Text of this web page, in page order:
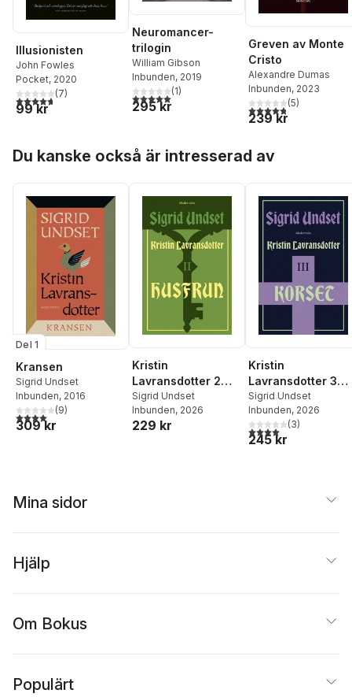
Illusionisten
John Fowles
Pocket, 2020
4,7utav 5 stjärnor. Totalt antal röster:
(7)
99 kr
Neuromancer-
trilogin
William Gibson
Inbunden, 2019
5,0utav 5 stjärnor. Totalt antal röster:
(1)
295 kr
Greven av Monte
Cristo
Alexandre Dumas
Inbunden, 2023
4,8utav 5 stjärnor.
(5)
239 kr
Du kanske också är intresserad av
Del 1
Kransen
Sigrid Undset
Inbunden, 2016
4,0utav 5 stjärnor. Totalt antal röster:
(9)
309 kr
Kristin
Lavransdotter 2
Husfrun
Sigrid Undset
Inbunden, 2026
229 kr
Kristin
Lavransdotter 3
Korset
Sigrid Undset
Inbunden, 2026
4,0utav 5 stjärnor.
(3)
245 kr
Mina sidor
Hjälp
Om Bokus
Populärt